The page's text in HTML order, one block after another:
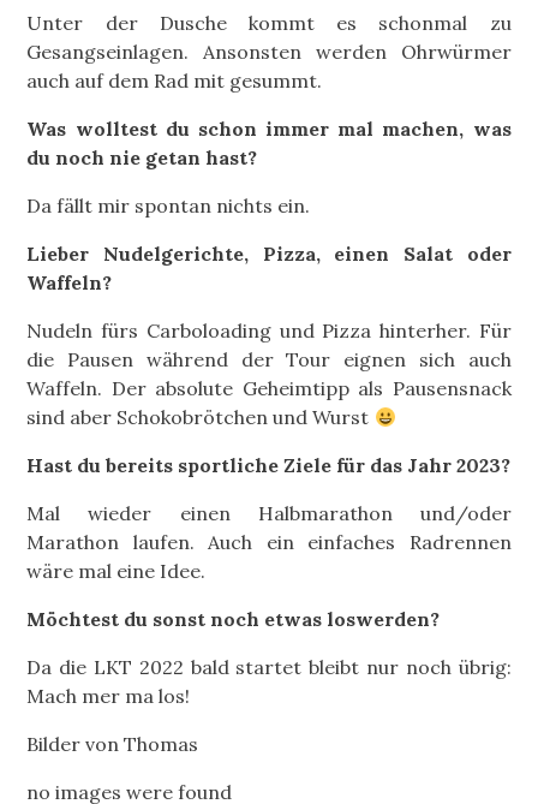
Unter der Dusche kommt es schonmal zu
Gesangseinlagen. Ansonsten werden Ohrwürmer
auch auf dem Rad mit gesummt.
Was wolltest du schon immer mal machen, was
du noch nie getan hast?
Da fällt mir spontan nichts ein.
Lieber Nudelgerichte, Pizza, einen Salat oder
Waffeln?
Nudeln fürs Carboloading und Pizza hinterher. Für
die Pausen während der Tour eignen sich auch
Waffeln. Der absolute Geheimtipp als Pausensnack
sind aber Schokobrötchen und Wurst
Hast du bereits sportliche Ziele für das Jahr 2023?
Mal wieder einen Halbmarathon und/oder
Marathon laufen. Auch ein einfaches Radrennen
wäre mal eine Idee.
Möchtest du sonst noch etwas loswerden?
Da die LKT 2022 bald startet bleibt nur noch übrig:
Mach mer ma los!
Bilder von Thomas
no images were found